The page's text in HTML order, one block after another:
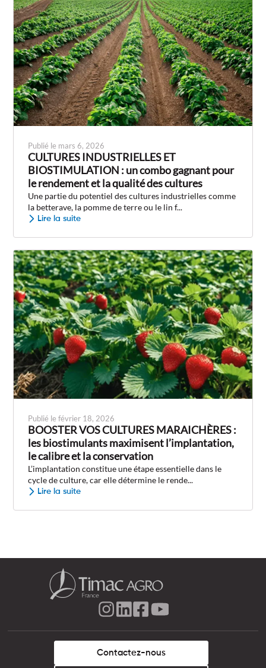
Publié le mars 6, 2026
CULTURES INDUSTRIELLES ET
BIOSTIMULATION : un combo gagnant pour
le rendement et la qualité des cultures
Une partie du potentiel des cultures industrielles comme
la betterave, la pomme de terre ou le lin f...
Lire la suite
Publié le février 18, 2026
BOOSTER VOS CULTURES MARAICHÈRES :
les biostimulants maximisent l’implantation,
le calibre et la conservation
L’implantation constitue une étape essentielle dans le
cycle de culture, car elle détermine le rende...
Lire la suite
Contactez-nous